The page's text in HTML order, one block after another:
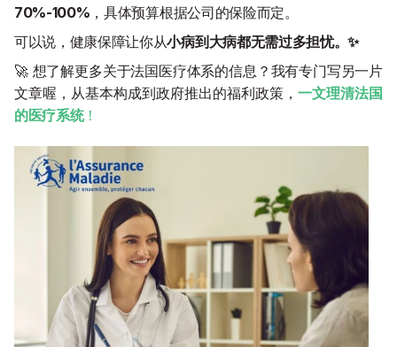
70%-100% ，具体预算根据公司的保险而定。
可以说，健康保障让你从小病到大病都无需过多担忧。✨
🚀 想了解更多关于法国医疗体系的信息？我有专门写另一片
文章喔，从基本构成到政府推出的福利政策，一文理清法国
的医疗系统！